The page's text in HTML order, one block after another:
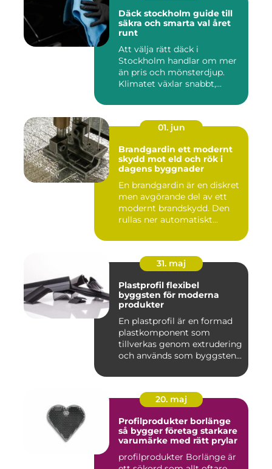
Däck stockholm guide till
säkra och smarta val året
runt
Att välja rätt däck i
Stockholm handlar om mer
än pris och mönsterdjup.
Klimatet växlar snabbt,
01. jun
Brandgardin ett modernt
skydd mot eld och rök i
dagens byggnader
En brandgardin är en diskret
men avgörande del av ett
modernt brandskydd. Den
rullas ner automatiskt...
31. maj
Plastprofil flexibel
byggsten för moderna
produkter
En plastprofil är en formad
plastkomponent som
tillverkas genom extrudering
och används som byggsten...
20. maj
Profilprodukter borlänge
så bygger företag starkare
varumärke med rätt prylar
profilprodukter Borlänge är